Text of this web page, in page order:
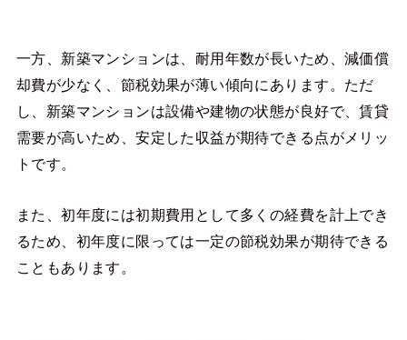
一方、新築マンションは、耐用年数が長いため、減価償
却費が少なく、節税効果が薄い傾向にあります。ただ
し、新築マンションは設備や建物の状態が良好で、賃貸
需要が高いため、安定した収益が期待できる点がメリッ
トです。
また、初年度には初期費用として多くの経費を計上でき
るため、初年度に限っては一定の節税効果が期待できる
こともあります。